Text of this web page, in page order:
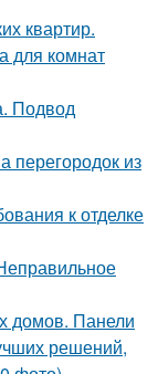
квартир.
для комнат
Подвод
перегородок из
к отделке
домов. Панели
решений,